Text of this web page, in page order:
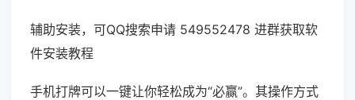
辅助安装，可QQ搜索申请 549552478 进群获取软
件安装教程
手机打牌可以一键让你轻松成为“必赢”。其操作方式